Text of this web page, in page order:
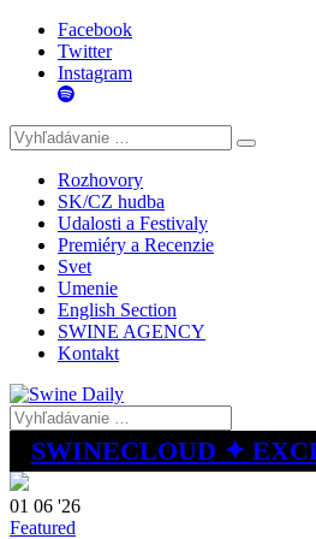
Facebook
Twitter
Instagram
Rozhovory
SK/CZ hudba
Udalosti a Festivaly
Premiéry a Recenzie
Svet
Umenie
English Section
SWINE AGENCY
Kontakt
SWINECLOUD ✦
01 06 '26
Featured